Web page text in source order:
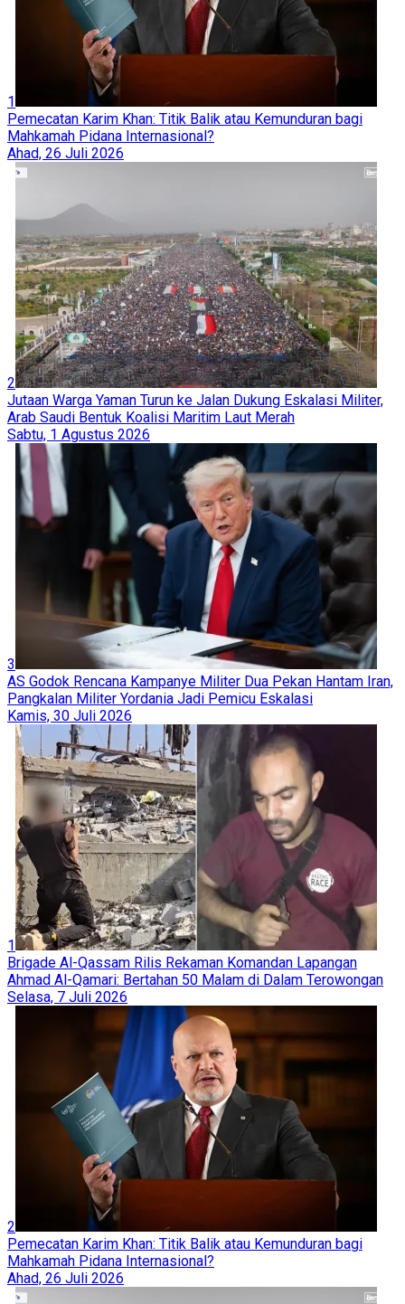
1
Pemecatan Karim Khan: Titik Balik atau Kemunduran bagi
Mahkamah Pidana Internasional?
Ahad, 26 Juli 2026
2
Jutaan Warga Yaman Turun ke Jalan Dukung Eskalasi Militer,
Arab Saudi Bentuk Koalisi Maritim Laut Merah
Sabtu, 1 Agustus 2026
3
AS Godok Rencana Kampanye Militer Dua Pekan Hantam Iran,
Pangkalan Militer Yordania Jadi Pemicu Eskalasi
Kamis, 30 Juli 2026
1
Brigade Al-Qassam Rilis Rekaman Komandan Lapangan
Ahmad Al-Qamari: Bertahan 50 Malam di Dalam Terowongan
Selasa, 7 Juli 2026
2
Pemecatan Karim Khan: Titik Balik atau Kemunduran bagi
Mahkamah Pidana Internasional?
Ahad, 26 Juli 2026